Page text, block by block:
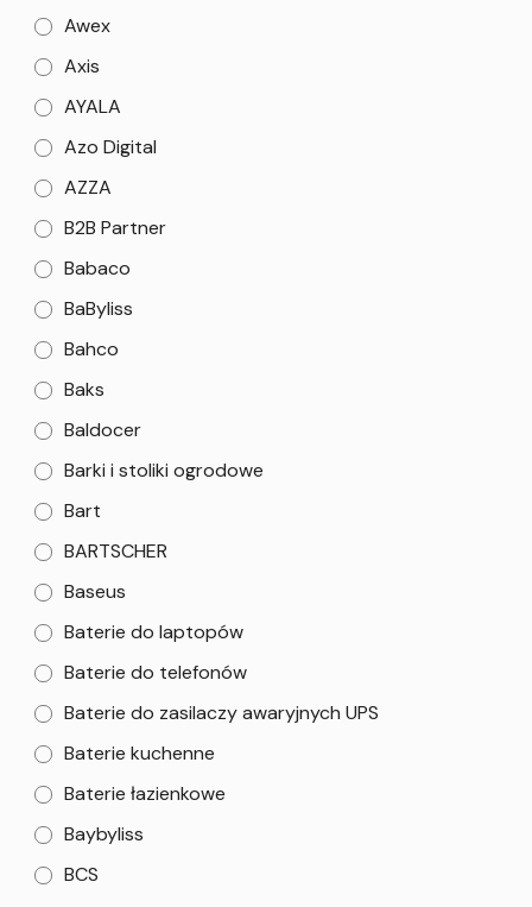
Awex
Axis
AYALA
Azo Digital
AZZA
B2B Partner
Babaco
BaByliss
Bahco
Baks
Baldocer
Barki i stoliki ogrodowe
Bart
BARTSCHER
Baseus
Baterie do laptopów
Baterie do telefonów
Baterie do zasilaczy awaryjnych UPS
Baterie kuchenne
Baterie łazienkowe
Baybyliss
BCS